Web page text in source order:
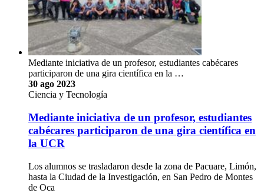
Mediante iniciativa de un profesor, estudiantes cabécares
participaron de una gira científica en la …
30 ago 2023
Ciencia y Tecnología
Mediante iniciativa de un profesor, estudiantes
cabécares participaron de una gira científica en
la UCR
Los alumnos se trasladaron desde la zona de Pacuare, Limón,
hasta la Ciudad de la Investigación, en San Pedro de Montes
de Oca